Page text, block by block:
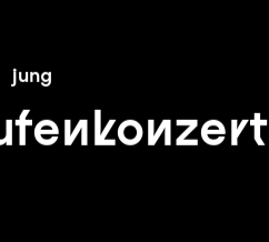
jung